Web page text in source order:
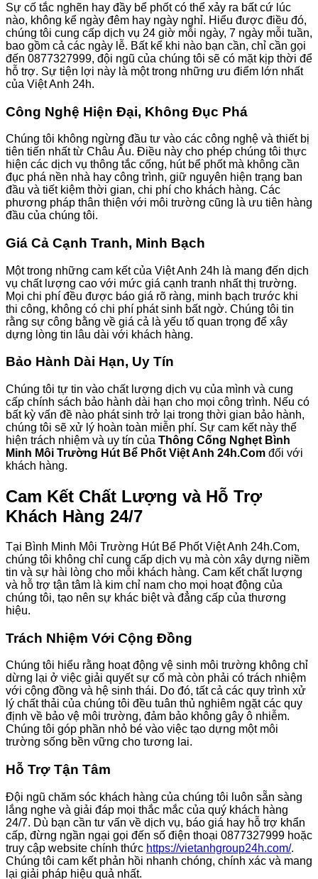
Sự cố tắc nghẽn hay đầy bể phốt có thể xảy ra bất cứ lúc
nào, không kể ngày đêm hay ngày nghỉ. Hiểu được điều đó,
chúng tôi cung cấp dịch vụ 24 giờ mỗi ngày, 7 ngày mỗi tuần,
bao gồm cả các ngày lễ. Bất kể khi nào bạn cần, chỉ cần gọi
đến 0877327999, đội ngũ của chúng tôi sẽ có mặt kịp thời để
hỗ trợ. Sự tiện lợi này là một trong những ưu điểm lớn nhất
của Việt Anh 24h.
Công Nghệ Hiện Đại, Không Đục Phá
Chúng tôi không ngừng đầu tư vào các công nghệ và thiết bị
tiên tiến nhất từ Châu Âu. Điều này cho phép chúng tôi thực
hiện các dịch vụ thông tắc cống, hút bể phốt mà không cần
đục phá nền nhà hay công trình, giữ nguyên hiện trạng ban
đầu và tiết kiệm thời gian, chi phí cho khách hàng. Các
phương pháp thân thiện với môi trường cũng là ưu tiên hàng
đầu của chúng tôi.
Giá Cả Cạnh Tranh, Minh Bạch
Một trong những cam kết của Việt Anh 24h là mang đến dịch
vụ chất lượng cao với mức giá cạnh tranh nhất thị trường.
Mọi chi phí đều được báo giá rõ ràng, minh bạch trước khi
thi công, không có chi phí phát sinh bất ngờ. Chúng tôi tin
rằng sự công bằng về giá cả là yếu tố quan trọng để xây
dựng lòng tin lâu dài với khách hàng.
Bảo Hành Dài Hạn, Uy Tín
Chúng tôi tự tin vào chất lượng dịch vụ của mình và cung
cấp chính sách bảo hành dài hạn cho mọi công trình. Nếu có
bất kỳ vấn đề nào phát sinh trở lại trong thời gian bảo hành,
chúng tôi sẽ xử lý hoàn toàn miễn phí. Sự cam kết này thể
hiện trách nhiệm và uy tín của Thông Cống Nghẹt Bình
Minh Môi Trường Hút Bể Phốt Việt Anh 24h.Com đối với
khách hàng.
Cam Kết Chất Lượng và Hỗ Trợ
Khách Hàng 24/7
Tại Bình Minh Môi Trường Hút Bể Phốt Việt Anh 24h.Com,
chúng tôi không chỉ cung cấp dịch vụ mà còn xây dựng niềm
tin và sự hài lòng cho mỗi khách hàng. Cam kết chất lượng
và hỗ trợ tận tâm là kim chỉ nam cho mọi hoạt động của
chúng tôi, tạo nên sự khác biệt và đẳng cấp của thương
hiệu.
Trách Nhiệm Với Cộng Đồng
Chúng tôi hiểu rằng hoạt động vệ sinh môi trường không chỉ
dừng lại ở việc giải quyết sự cố mà còn phải có trách nhiệm
với cộng đồng và hệ sinh thái. Do đó, tất cả các quy trình xử
lý chất thải của chúng tôi đều tuân thủ nghiêm ngặt các quy
định về bảo vệ môi trường, đảm bảo không gây ô nhiễm.
Chúng tôi góp phần nhỏ bé vào việc tạo dựng một môi
trường sống bền vững cho tương lai.
Hỗ Trợ Tận Tâm
Đội ngũ chăm sóc khách hàng của chúng tôi luôn sẵn sàng
lắng nghe và giải đáp mọi thắc mắc của quý khách hàng
24/7. Dù bạn cần tư vấn về dịch vụ, báo giá hay hỗ trợ khẩn
cấp, đừng ngần ngại gọi đến số điện thoại 0877327999 hoặc
truy cập website chính thức https://vietanhgroup24h.com/.
Chúng tôi cam kết phản hồi nhanh chóng, chính xác và mang
lại giải pháp hiệu quả nhất.